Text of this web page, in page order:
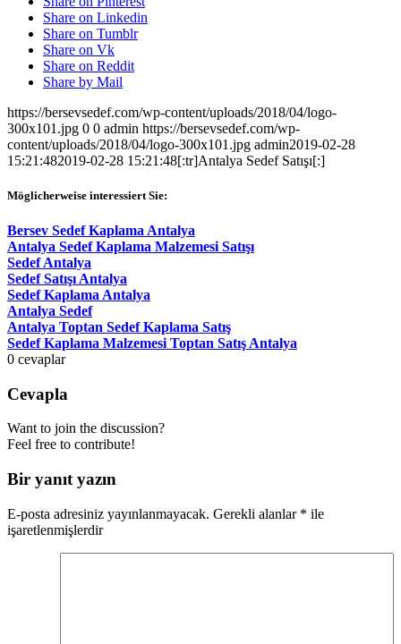
Share on Linkedin
Share on Tumblr
Share on Vk
Share on Reddit
Share by Mail
https://bersevsedef.com/wp-content/uploads/2018/04/logo-
300x101.jpg 0 0 admin https://bersevsedef.com/wp-
content/uploads/2018/04/logo-300x101.jpg admin2019-02-28
15:21:482019-02-28 15:21:48[:tr]Antalya Sedef Satışı[:]
Möglicherweise interessiert Sie:
Bersev Sedef Kaplama Antalya
Antalya Sedef Kaplama Malzemesi Satışı
Sedef Antalya
Sedef Satışı Antalya
Sedef Kaplama Antalya
Antalya Sedef
Antalya Toptan Sedef Kaplama Satış
Sedef Kaplama Malzemesi Toptan Satış Antalya
0 cevaplar
Cevapla
Want to join the discussion?
Feel free to contribute!
Bir yanıt yazın
E-posta adresiniz yayınlanmayacak. Gerekli alanlar * ile
işaretlenmişlerdir